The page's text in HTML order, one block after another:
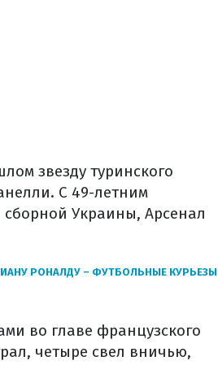
звезду туринского
С 49-летним
сборной Украины, Арсенал
РОНАЛДУ – ФУТБОЛЬНЫЕ КУРЬЕЗЫ
во главе французского
четыре свел вничью,